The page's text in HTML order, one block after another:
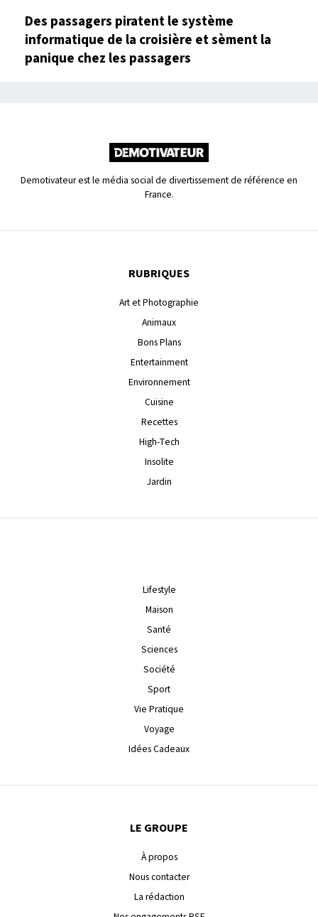
Des passagers piratent le système
informatique de la croisière et sèment la
panique chez les passagers
Demotivateur est le média social de divertissement de référence en
France.
RUBRIQUES
Art et Photographie
Animaux
Bons Plans
Entertainment
Environnement
Cuisine
Recettes
High-Tech
Insolite
Jardin
Lifestyle
Maison
Santé
Sciences
Société
Sport
Vie Pratique
Voyage
Idées Cadeaux
LE GROUPE
À propos
Nous contacter
La rédaction